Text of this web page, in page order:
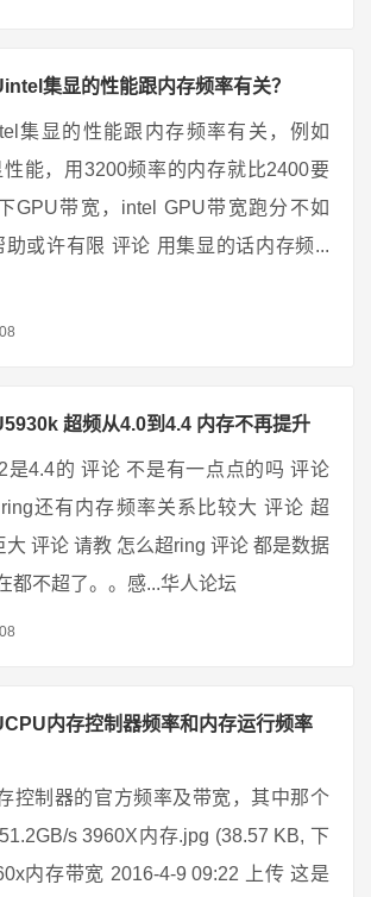
集显的性能跟内存频率有关？
集显的性能跟内存频率有关，例如
能，用3200频率的内存就比2400要
GPU带宽，intel GPU带宽跑分不如
助或许有限 评论 用集显的话内存频...
超频从4.0到4.4 内存不再提升
是4.4的 评论 不是有一点点的吗 评论
还有内存频率关系比较大 评论 超
大 评论 请教 怎么超ring 评论 都是数据
都不超了。。感...华人论坛
内存控制器频率和内存运行频率
控制器的官方频率及带宽，其中那个
s 3960X内存.jpg (38.57 KB, 下
内存带宽 2016-4-9 09:22 上传 这是